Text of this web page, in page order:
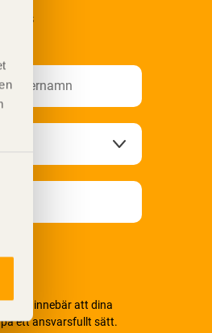
Träs
vilket innebär att dina
ett ansvarsfullt sätt.